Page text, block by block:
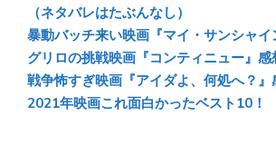
（ネタバレはたぶんなし）
暴動バッチ来い映画『マイ・サンシャイ
グリロの挑戦映画『コンティニュー』感
戦争怖すぎ映画『アイダよ、何処へ？』
2021年映画これ面白かったベスト10！